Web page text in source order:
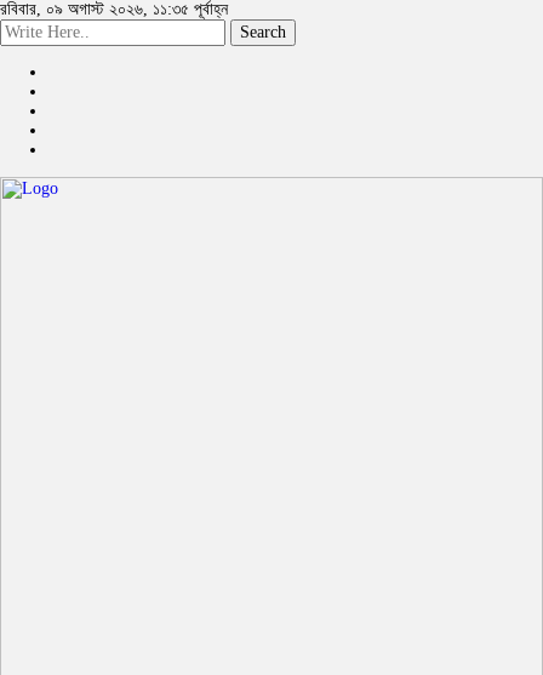
রবিবার, ০৯ অগাস্ট ২০২৬, ১১:৩৫ পূর্বাহ্ন
Search